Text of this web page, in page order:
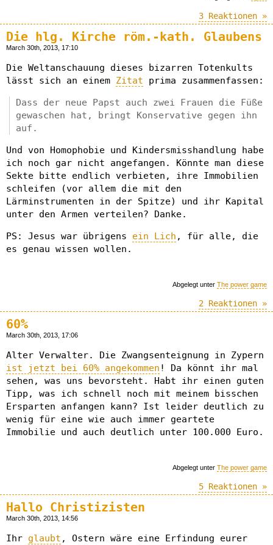
3 Reaktionen »
Die hlg. Kirche röm.-kath. Glaubens
March 30th, 2013, 17:10
Die Weltanschauung dieses bizarren Totenkults
lässt sich an einem Zitat prima zusammenfassen:
Dass der neue Papst auch zwei Frauen die Füße
gewaschen hat, bringt Konservative gegen ihn
auf.
Und von Homophobie und Kindersmisshandlung habe
ich noch gar nicht angefangen. Könnte man diese
Sekte bitte endlich verbieten, ihre Immobilien
schleifen (vor allem die mit den
Lärminstrumenten in der Spitze) und ihr Kapital
unter den Armen verteilen? Danke.
PS: Jesus war übrigens ein Lich , für alle, die
es genau wissen wollen.
Abgelegt unter The power game
2 Reaktionen »
60%
March 30th, 2013, 17:06
Alter Verwalter. Die Zwangsenteignung in Zypern
ist jetzt bei 60% angekommen ! Da könnt ihr mal
sehen, was uns bevorsteht. Habt ihr einen guten
Tipp, was ich schnell noch mit meinem bisschen
Ersparten anfangen kann? Ist leider deutlich zu
wenig für eine wie auch immer geartete
Immobilie und auch deutlich unter 100.000 Euro.
Abgelegt unter The power game
5 Reaktionen »
Hallo Christizisten
March 30th, 2013, 14:56
Ihr glaubt , Ostern wäre eine Erfindung eurer